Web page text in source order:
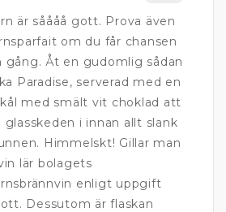
är såååå gott. Prova även
om du får chansen
gång. Åt en gudomlig sådan
Paradise, serverad med en
med smält vit choklad att
glasskeden i innan allt slank
Himmelskt! Gillar man
lär bolagets
enligt uppgift
Dessutom är flaskan